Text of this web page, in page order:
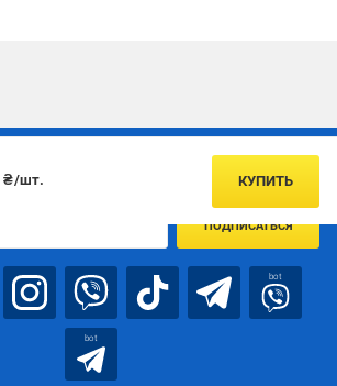
умывальником
подвесной
₴/шт.
КУПИТЬ
чтобы узнавать первым об акцияx и
предложениях:
ПОДПИСАТЬСЯ
bot
bot